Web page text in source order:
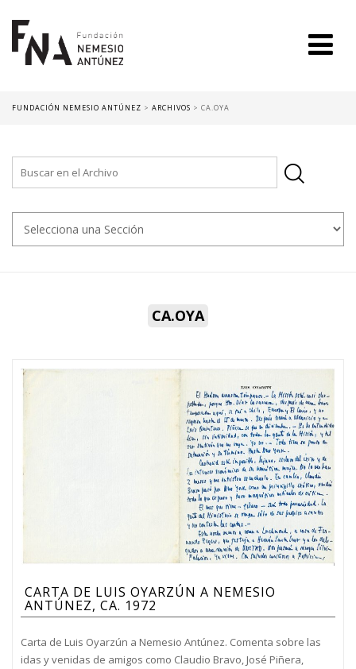
FUNDACIÓN NEMESIO ANTÚNEZ > ARCHIVOS > CA.OYA
CA.OYA
CARTA DE LUIS OYARZÚN A NEMESIO
ANTÚNEZ, CA. 1972
Carta de Luis Oyarzún a Nemesio Antúnez. Comenta sobre las
idas y venidas de amigos como Claudio Bravo, José Piñera,